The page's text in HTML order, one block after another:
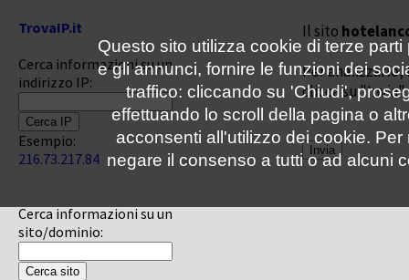
TrovaIP.it
Cerca informazioni su un
indirizzo IP:
Esempio:
216.73.217.84
Cerca informazioni su un
sito/dominio:
Il sito
Per
clicca su "Invia"
Questo sito utilizza cookie di terze
e gli annunci, fornire le funzioni dei
traffico: cliccando su 'Chiudi',
effettuando lo scroll della pagina o
acconsenti all'utilizzo dei cookie.
negare il consenso a tutti o ad alcuni